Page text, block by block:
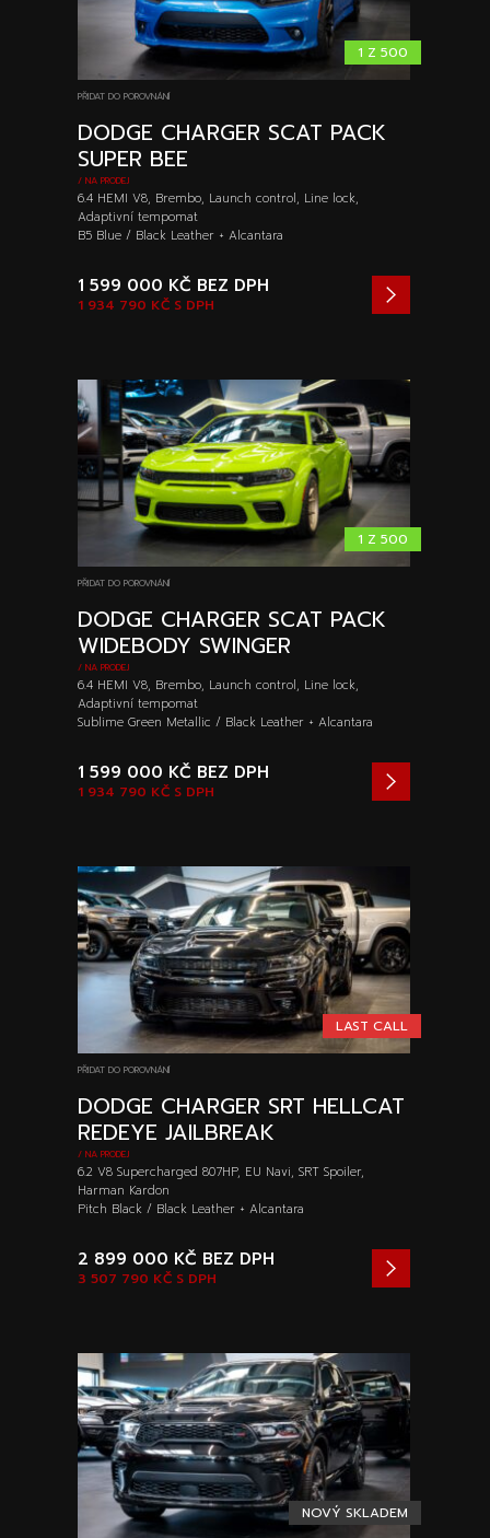
1 Z 500
PŘIDAT DO POROVNÁNÍ
DODGE CHARGER SCAT PACK
SUPER BEE
/ NA PRODEJ
6.4 HEMI V8, Brembo, Launch control, Line lock,
Adaptivní tempomat
B5 Blue / Black Leather + Alcantara
1 934 790 KČ S DPH
1 599 000 KČ BEZ DPH
1 Z 500
PŘIDAT DO POROVNÁNÍ
DODGE CHARGER SCAT PACK
WIDEBODY SWINGER
/ NA PRODEJ
6.4 HEMI V8, Brembo, Launch control, Line lock,
Adaptivní tempomat
Sublime Green Metallic / Black Leather + Alcantara
1 934 790 KČ S DPH
1 599 000 KČ BEZ DPH
LAST CALL
PŘIDAT DO POROVNÁNÍ
DODGE CHARGER SRT HELLCAT
REDEYE JAILBREAK
/ NA PRODEJ
6.2 V8 Supercharged 807HP, EU Navi, SRT Spoiler,
Harman Kardon
Pitch Black / Black Leather + Alcantara
3 507 790 KČ S DPH
2 899 000 KČ BEZ DPH
NOVÝ SKLADEM